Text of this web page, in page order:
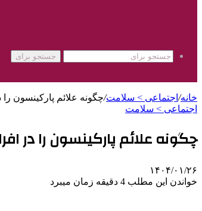
جستجو برای
خانه/ اجتماعی > سلامت/چگونه علائم پارکینسون
اجتماعی > سلامت
چگونه علائم پارکینسون را در
۱۴۰۴/۰۱/۲۶
خواندن این مطلب 4 دقیقه زمان میبرد